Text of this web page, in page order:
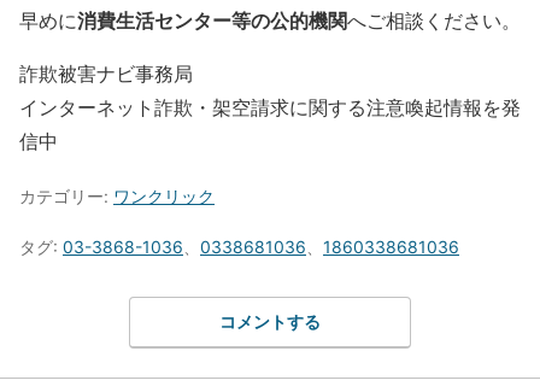
早めに消費生活センター等の公的機関へご相談ください。
詐欺被害ナビ事務局
インターネット詐欺・架空請求に関する注意喚起情報を発
信中
カテゴリー: ワンクリック
タグ: 03-3868-1036 0338681036 1860338681036
コメントする